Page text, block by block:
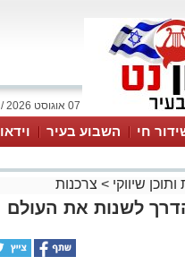
07 אוגוסט 2026 / 17:25
חי השבוע בעיר וידאו
שיווקי > צרכנות
לשנות את העולם